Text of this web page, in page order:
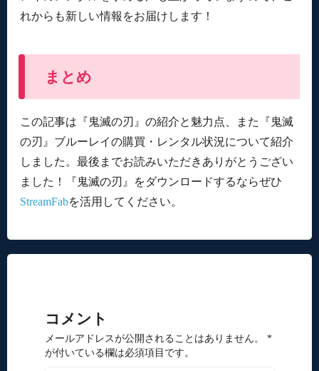
れからも新しい情報をお届けします！
まとめ
この記事は『鬼滅の刃』の紹介と魅力点、また『鬼滅
の刃』ブルーレイの購買・レンタル状況について紹介
しました。最後までお読みいただきありがとうござい
ました！『鬼滅の刃』をダウンロードするならぜひ
StreamFabを活用してください。
コメント
メールアドレスが公開されることはありません。 *
が付いている欄は必須項目です。